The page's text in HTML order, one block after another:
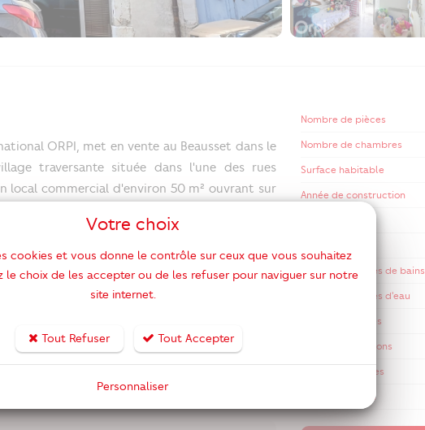
ORPI, met en vente au Beausset dans le
traversante située dans l'une des rues
local commercial d'environ 50 m² ouvrant sur
3 de 55 m² à rafraichir, avec un séjour, une
et une salle d'eau avec WC ; au 2ème étage,
avec un séjour, une cuisine, deux
Le gros œuvre est en bon état et la maison
complémentaire, n'hésitez pas à
au 04 94 90 26 65 ou par email à
Nombre de pièces
Nombre de chambres
Surface habitable
Année de construction
Nombre de salles de bains
Nombre de salles d'eau
Nombre de caves
Nombre de balcons
Nombre terrasses
Surface balcons
Votre choix
cookies et vous donne le contrôle sur ceux que vous souhaitez
le choix de les accepter ou de les refuser pour naviguer sur notre
site internet.
Tout Refuser Tout Accepter
Personnaliser